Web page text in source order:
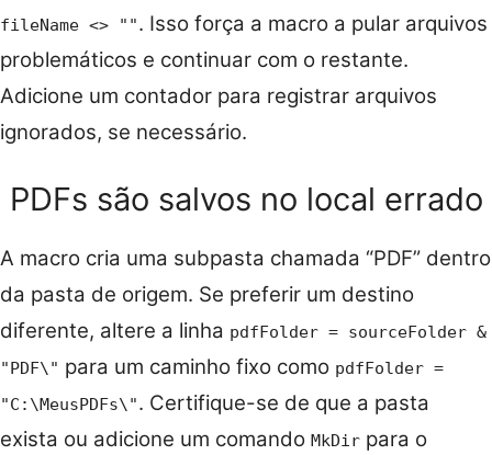
fileName <> "". Isso força a macro a pular arquivos
problemáticos e continuar com o restante.
Adicione um contador para registrar arquivos
ignorados, se necessário.
PDFs são salvos no local errado
A macro cria uma subpasta chamada “PDF” dentro
da pasta de origem. Se preferir um destino
diferente, altere a linha pdfFolder = sourceFolder &
"PDF\" para um caminho fixo como pdfFolder =
"C:\MeusPDFs\". Certifique-se de que a pasta
exista ou adicione um comando MkDir para o